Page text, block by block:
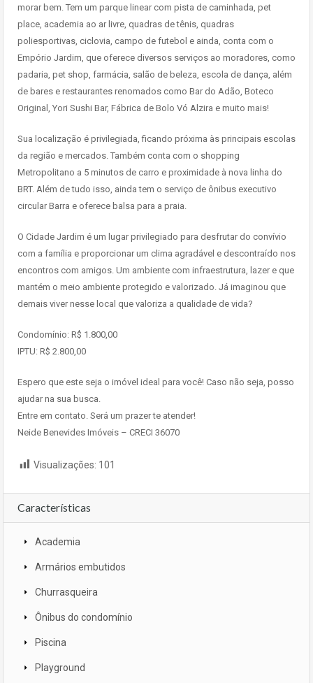
morar bem. Tem um parque linear com pista de caminhada, pet
place, academia ao ar livre, quadras de tênis, quadras
poliesportivas, ciclovia, campo de futebol e ainda, conta com o
Empório Jardim, que oferece diversos serviços ao moradores, como
padaria, pet shop, farmácia, salão de beleza, escola de dança, além
de bares e restaurantes renomados como Bar do Adão, Boteco
Original, Yori Sushi Bar, Fábrica de Bolo Vó Alzira e muito mais!
Sua localização é privilegiada, ficando próxima às principais escolas
da região e mercados. Também conta com o shopping
Metropolitano a 5 minutos de carro e proximidade à nova linha do
BRT. Além de tudo isso, ainda tem o serviço de ônibus executivo
circular Barra e oferece balsa para a praia.
O Cidade Jardim é um lugar privilegiado para desfrutar do convívio
com a família e proporcionar um clima agradável e descontraído nos
encontros com amigos. Um ambiente com infraestrutura, lazer e que
mantém o meio ambiente protegido e valorizado. Já imaginou que
demais viver nesse local que valoriza a qualidade de vida?
Condomínio: R$ 1.800,00
IPTU: R$ 2.800,00
Espero que este seja o imóvel ideal para você! Caso não seja, posso
ajudar na sua busca.
Entre em contato. Será um prazer te atender!
Neide Benevides Imóveis – CRECI 36070
Visualizações: 101
Características
Academia
Armários embutidos
Churrasqueira
Ônibus do condomínio
Piscina
Playground